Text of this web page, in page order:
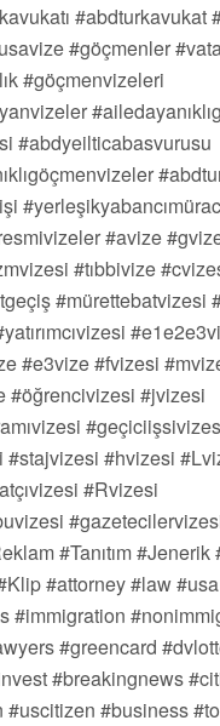
#abdturkavukat
#göçmenler
#göçmenvizeleri
#abdyeilticabasvurusu
#avize
#tıbbivize
#mürettebatvizesi
#e3vize #fvizesi
#öğrencivizesi #jvizesi
#stajvizesi #hvizesi
#Rvizesi
#Tanıtım #Jenerik
#attorney #law
#immigration
#greencard
#breakingnews
#uscitizen #business